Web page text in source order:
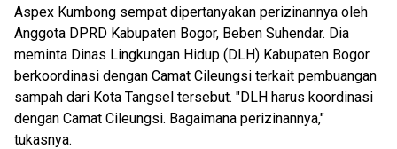
Aspex Kumbong sempat dipertanyakan perizinannya oleh
Anggota DPRD Kabupaten Bogor, Beben Suhendar. Dia
meminta Dinas Lingkungan Hidup (DLH) Kabupaten Bogor
berkoordinasi dengan Camat Cileungsi terkait pembuangan
sampah dari Kota Tangsel tersebut. "DLH harus koordinasi
dengan Camat Cileungsi. Bagaimana perizinannya,"
tukasnya.